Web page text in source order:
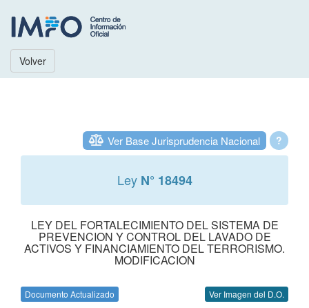
Volver
?
Ver Base Jurisprudencia Nacional
Ley N° 18494
LEY DEL FORTALECIMIENTO DEL SISTEMA DE
PREVENCION Y CONTROL DEL LAVADO DE
ACTIVOS Y FINANCIAMIENTO DEL TERRORISMO.
MODIFICACION
Documento Actualizado Ver Imagen del D.O.